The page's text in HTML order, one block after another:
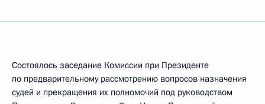
Состоялось заседание Комиссии при Президенте
по предварительному рассмотрению вопросов назначения
судей и прекращения их полномочий под руководством